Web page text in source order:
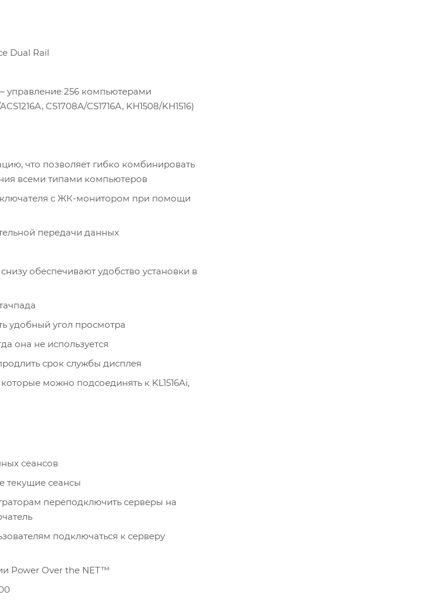
Dual Rail
управление 256 компьютерами
CS1708A/CS1716A, KH1508/KH1516)
что позволяет гибко комбинировать
всеми типами компьютеров
с ЖК-монитором при помощи
передачи данных
обеспечивают удобство установки в
удобный угол просмотра
она не используется
срок службы дисплея
можно подсоединять к KL1516Ai,
сеансов
текущие сеансы
переподключить серверы на
подключаться к серверу
Power Over the NET™